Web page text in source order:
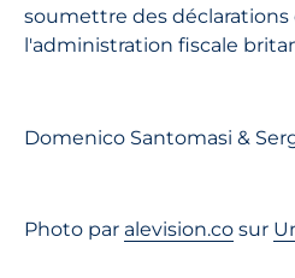
soumettre des déclarations
l'administration fiscale
Domenico Santomasi &
Photo par alevision.co sur